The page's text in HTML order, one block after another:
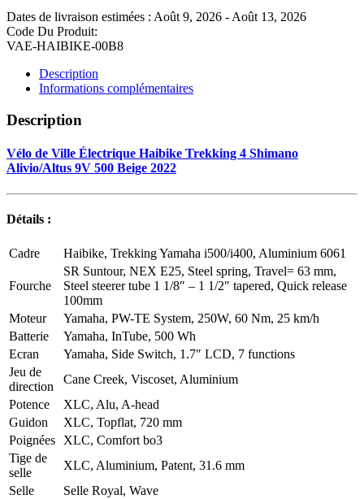
Dates de livraison estimées : Août 9, 2026 - Août 13, 2026
Code Du Produit:
VAE-HAIBIKE-00B8
Description
Informations complémentaires
Description
Vélo de Ville Électrique Haibike Trekking 4 Shimano
Alivio/Altus 9V 500 Beige 2022
Détails :
Cadre Haibike, Trekking Yamaha i500/i400, Aluminium 6061
Fourche
SR Suntour, NEX E25, Steel spring, Travel= 63 mm,
Steel steerer tube 1 1/8″ – 1 1/2″ tapered, Quick release
100mm
Moteur
Yamaha, PW-TE System, 250W, 60 Nm, 25 km/h
Batterie
Yamaha, InTube, 500 Wh
Ecran
Yamaha, Side Switch, 1.7″ LCD, 7 functions
Jeu de
direction
Cane Creek, Viscoset, Aluminium
Potence
XLC, Alu, A-head
Guidon
XLC, Topflat, 720 mm
Poignées
XLC, Comfort bo3
Tige de
selle
XLC, Aluminium, Patent, 31.6 mm
Selle
Selle Royal, Wave